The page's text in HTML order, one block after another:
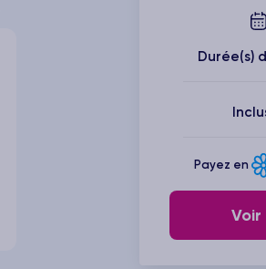
Durée(s)
Payez en
Voir